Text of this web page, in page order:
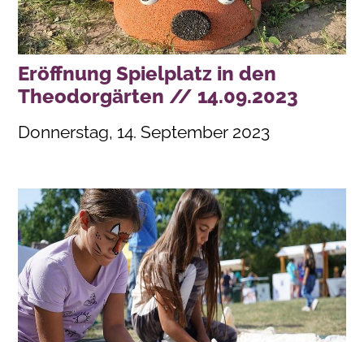
Eröffnung Spielplatz in den
Theodorgärten // 14.09.2023
Donnerstag, 14. September 2023